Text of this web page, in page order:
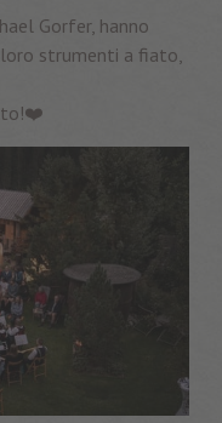
Gorfer, hanno
strumenti a fiato,